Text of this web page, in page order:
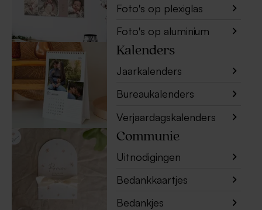
Foto's op plexiglas
Foto's op aluminium
Kalenders
Jaarkalenders
Bureaukalenders
Verjaardagskalenders
Communie
Uitnodigingen
Bedankkaartjes
Bedankjes